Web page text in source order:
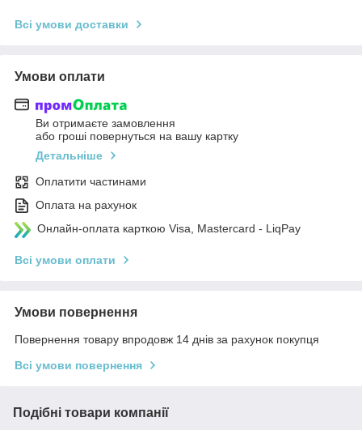
Всі умови доставки
Умови оплати
Ви отримаєте замовлення
або гроші повернуться на вашу картку
Детальніше
Оплатити частинами
Оплата на рахунок
Онлайн-оплата карткою Visa, Mastercard - LiqPay
Всі умови оплати
Умови повернення
Повернення товару впродовж 14 днів за рахунок покупця
Всі умови повернення
Подібні товари компанії